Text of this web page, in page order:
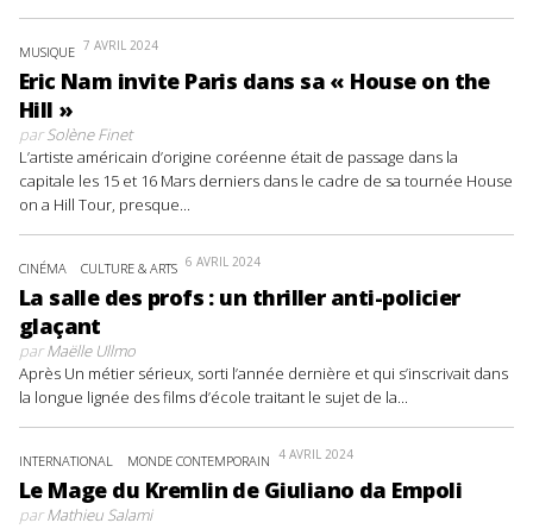
MUSIQUE 7 AVRIL 2024
Eric Nam invite Paris dans sa « House on the
Hill »
parSolène Finet
L’artiste américain d’origine coréenne était de passage dans la
capitale les 15 et 16 Mars derniers dans le cadre de sa tournée House
on a Hill Tour, presque...
CINÉMA CULTURE & ARTS 6 AVRIL 2024
La salle des profs : un thriller anti-policier
glaçant
parMaëlle Ullmo
Après Un métier sérieux, sorti l’année dernière et qui s’inscrivait dans
la longue lignée des films d’école traitant le sujet de la...
INTERNATIONAL MONDE CONTEMPORAIN 4 AVRIL 2024
Le Mage du Kremlin de Giuliano da Empoli
parMathieu Salami